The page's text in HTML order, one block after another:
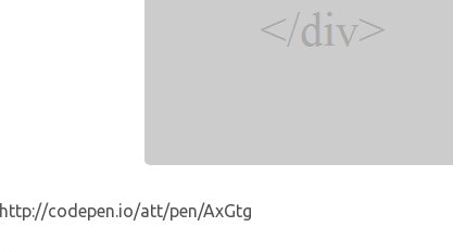
http://codepen.io/att/pen/AxGtg